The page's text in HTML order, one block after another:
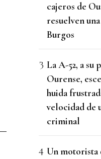
cajeros de
resuelven
Burgos
La A-52, a su
Ourense,
huida
velocidad de
criminal
Un motorista